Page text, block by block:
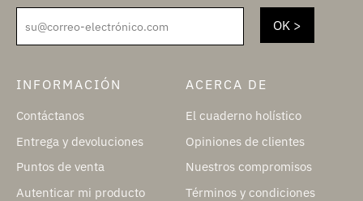
su@correo-electrónico.com
INFORMACIÓN
Contáctanos
Entrega y devoluciones
Puntos de venta
Autenticar mi producto
ACERCA DE
El cuaderno holístico
Opiniones de clientes
Nuestros compromisos
Términos y condiciones